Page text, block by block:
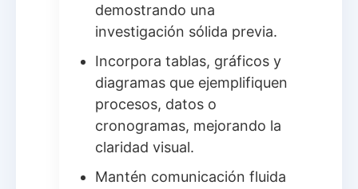
demostrando una
investigación sólida previa.
Incorpora tablas, gráficos y
diagramas que ejemplifiquen
procesos, datos o
cronogramas, mejorando la
claridad visual.
Mantén comunicación fluida